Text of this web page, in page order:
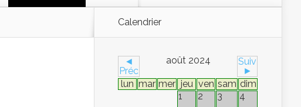
Calendrier
◄
Préc
août 2024
Suiv
►
lun mar mer jeu ven sam dim
1
2 3 4